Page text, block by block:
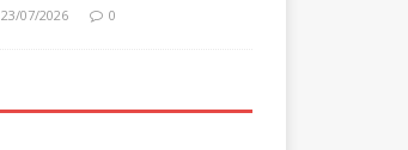
23/07/2026 0